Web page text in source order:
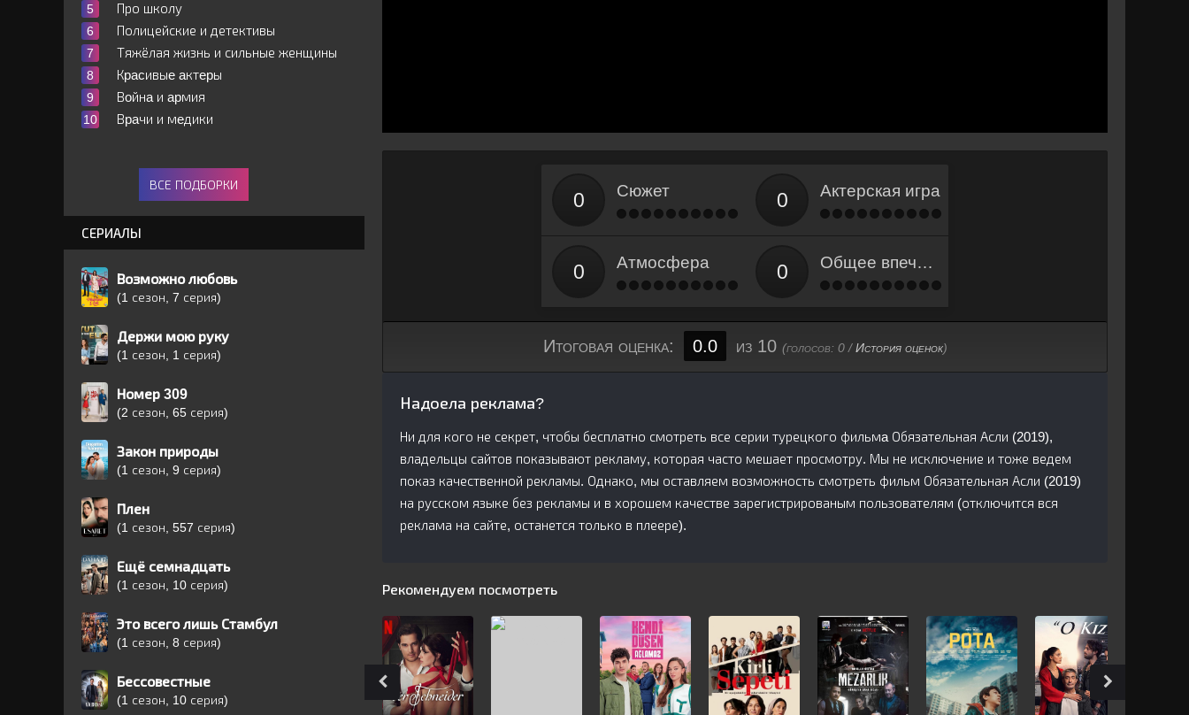
Сюжет Актерская игра
Атмосфера Общее впечатление
Итоговая оценка: 0.0 из 10 (голосов: 0/История оценок)
Надоела реклама?
Ни для кого не секрет, чтобы бесплатно смотреть все серии турецкого фильмa Обязательная Асли (2019),
владельцы сайтов показывают рекламу, которая часто мешает просмотру. Мы не исключение и тоже ведем
показ качественной рекламы. Однако, мы оставляем возможность смотреть фильм Обязательная Асли (2019)
на русском языке без рекламы и в хорошем качестве зарегистрированым пользователям (отключится вся
реклама на сайте, останется только в плеере).
Рекомендуем посмотреть
Про школу
Полицейские и детективы
Тяжёлая жизнь и сильные женщины
Кpacивыe aктepы
Вoйнa и apмия
Вpaчи и мeдики
ВСЕ ПОДБОРКИ
СЕРИАЛЫ
Возможно любовь
(1 сезон, 7 серия)
Держи мою руку
(1 сезон, 1 серия)
Номер 309
(2 сезон, 65 серия)
Закон природы
(1 сезон, 9 серия)
Плен
(1 сезон, 557 серия)
Ещё семнадцать
(1 сезон, 10 серия)
Это всего лишь Стамбул
(1 сезон, 8 серия)
Бессовестные
(1 сезон, 10 серия)